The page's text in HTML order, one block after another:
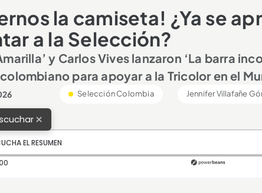
la camiseta! ¿Ya se
a la Selección?
y Carlos Vives lanzaron ‘La barra
para apoyar a la Tricolor en el
Selección Colombia Jennifer Villafañe
×
EL RESUMEN